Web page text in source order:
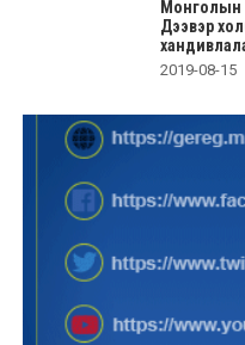
Монголын
Дээвэр
2019-08-15